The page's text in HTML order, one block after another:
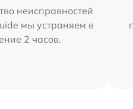
неисправностей
мы устраняем в
2 часов.